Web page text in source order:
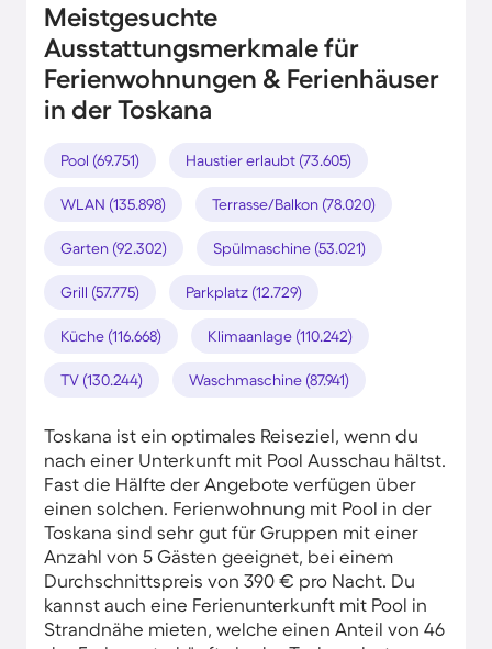
Meistgesuchte
Ausstattungsmerkmale für
Ferienwohnungen & Ferienhäuser
in der Toskana
Pool (69.751) Haustier erlaubt (73.605)
WLAN (135.898) Terrasse/Balkon (78.020)
Garten (92.302) Spülmaschine (53.021)
Grill (57.775) Parkplatz (12.729)
Küche (116.668) Klimaanlage (110.242)
TV (130.244) Waschmaschine (87.941)
Toskana ist ein optimales Reiseziel, wenn du
nach einer Unterkunft mit Pool Ausschau hältst.
Fast die Hälfte der Angebote verfügen über
einen solchen. Ferienwohnung mit Pool in der
Toskana sind sehr gut für Gruppen mit einer
Anzahl von 5 Gästen geeignet, bei einem
Durchschnittspreis von 390 € pro Nacht. Du
kannst auch eine Ferienunterkunft mit Pool in
Strandnähe mieten, welche einen Anteil von 46